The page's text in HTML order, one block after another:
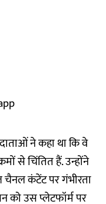
ने कहा था कि वे
से चिंतित हैं. उन्होंने
चैनल कंटेंट पर गंभीरता
को उस प्लेटफॉर्म पर